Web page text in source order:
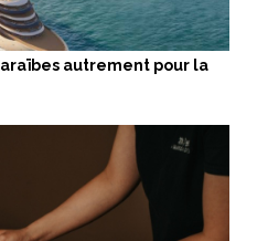
autrement pour la